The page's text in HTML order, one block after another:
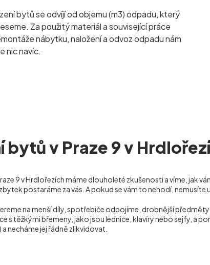
bytů se odvíjí od objemu (m3) odpadu, který
Za použitý materiál a související práce
nábytku, naložení a odvoz odpadu nám
nic navíc.
bytů v Praze 9 v
9 v Hrdlořezích máme dlouholeté zkušenosti a víme, jak
postaráme za vás. A pokud se vám to nehodí,
na menší díly, spotřebiče odpojíme, drobnější
s těžkými břemeny, jako jsou lednice, klavíry nebo sejfy, a
necháme jej řádně zlikvidovat.